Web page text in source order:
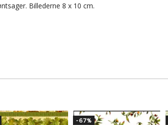
Billederne 8 x 10 cm.
-67%